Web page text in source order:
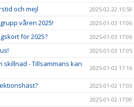
och mejl 2025-02-22 15:59
våren 2025! 2025-01-03 17:06
för 2025? 2025-01-03 17:06
2025-01-03 17:05
skillnad - Tillsammans kan
2025-01-02 17:16
2025-01-02 17:03
2025-01-02 17:00